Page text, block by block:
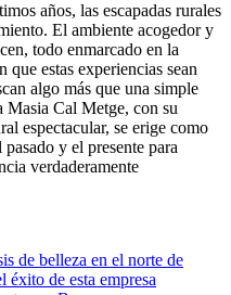
años, las escapadas rurales
El ambiente acogedor y
todo enmarcado en la
que estas experiencias sean
algo más que una simple
Masia Cal Metge, con su
espectacular, se erige como
y el presente para
verdaderamente
de belleza en el norte de
éxito de esta empresa